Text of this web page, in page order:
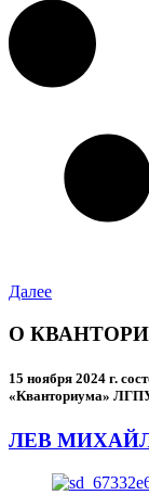
Далее
О
15 ноября 2024 г.
«Кванториума»
ЛЕВ